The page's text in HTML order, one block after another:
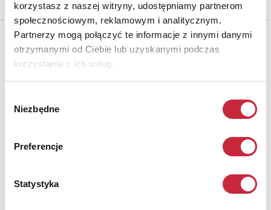
korzystasz z naszej witryny, udostępniamy partnerom
społecznościowym, reklamowym i analitycznym.
Partnerzy mogą połączyć te informacje z innymi danymi
otrzymanymi od Ciebie lub uzyskanymi podczas
korzystania z ich usług.
zgody
Niezbędne
Preferencje
Statystyka